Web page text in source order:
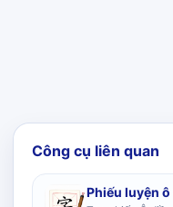
Công cụ liên quan
Phiếu luyện